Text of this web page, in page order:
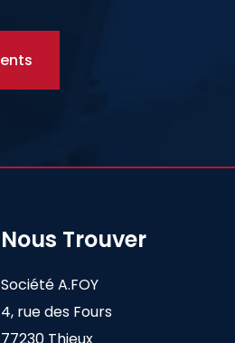
Nous Trouver
Société A.FOY
4, rue des Fours
77230 Thieux